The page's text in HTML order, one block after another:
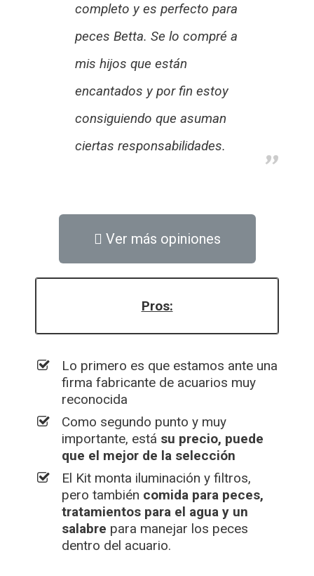
completo y es perfecto para
peces Betta. Se lo compré a
mis hijos que están
encantados y por fin estoy
consiguiendo que asuman
ciertas responsabilidades.
Ver más opiniones
Pros:
Lo primero es que estamos ante una
firma fabricante de acuarios muy
reconocida
Como segundo punto y muy
importante, está su precio, puede
que el mejor de la selección
El Kit monta iluminación y filtros,
pero también comida para peces,
tratamientos para el agua y un
salabre para manejar los peces
dentro del acuario.